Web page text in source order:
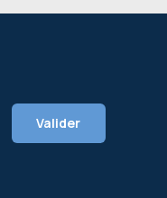
Valider